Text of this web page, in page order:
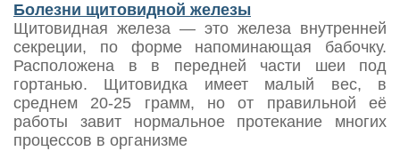
Болезни щитовидной железы
Щитовидная железа — это железа внутренней
секреции, по форме напоминающая бабочку.
Расположена в в передней части шеи под
гортанью. Щитовидка имеет малый вес, в
среднем 20-25 грамм, но от правильной её
работы завит нормальное протекание многих
процессов в организме